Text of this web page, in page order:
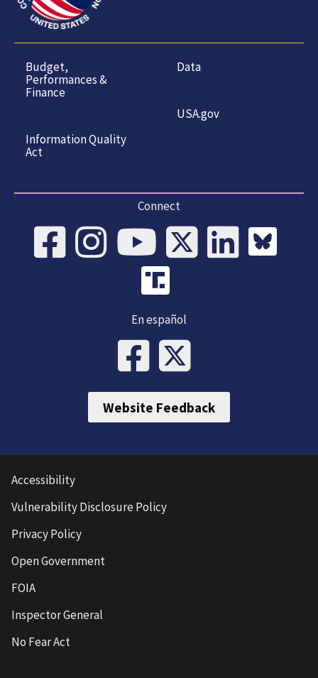
Budget,
Performances &
Finance
Information Quality
Act
Data
USA.gov
Connect
En español
Website Feedback
Accessibility
Vulnerability Disclosure Policy
Privacy Policy
Open Government
FOIA
Inspector General
No Fear Act